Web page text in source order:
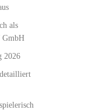
als
GmbH
2026